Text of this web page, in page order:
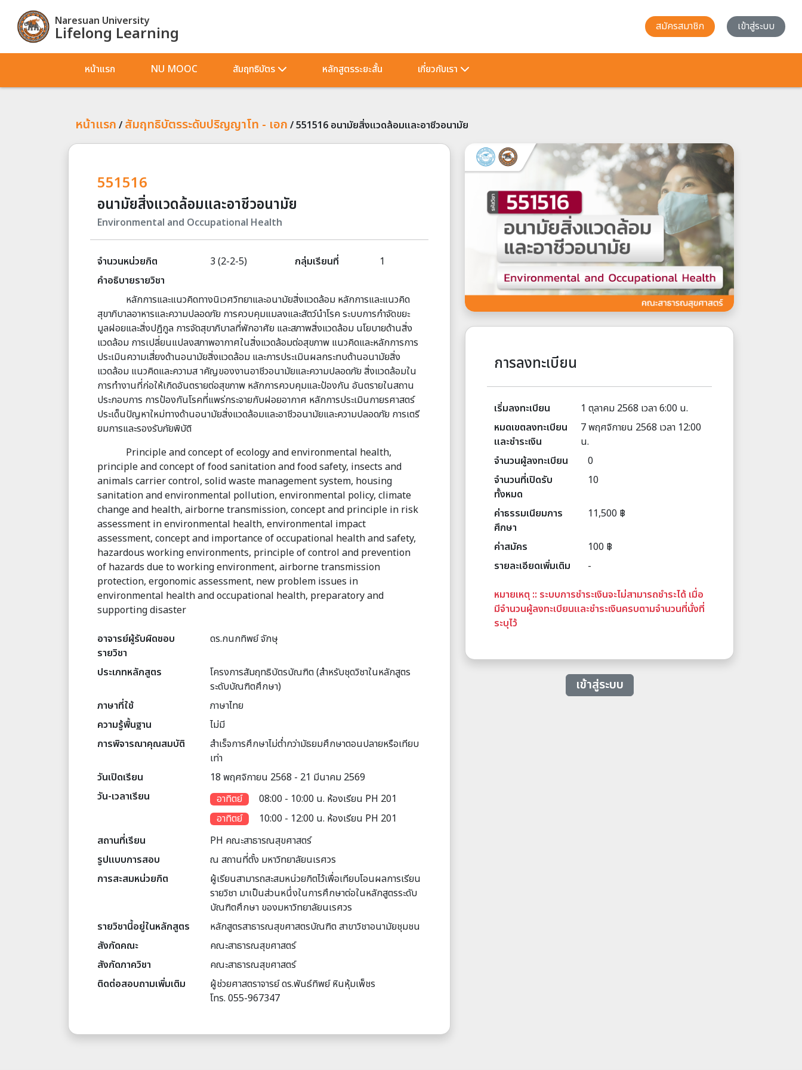
Naresuan University
Lifelong Learning สมัครสมาชิก เข้าสู่ระบบ
หน้าแรก NU MOOC สัมฤทธิบัตร หลักสูตรระยะสั้น เกี่ยวกับเรา
หน้าแรก / สัมฤทธิบัตรระดับปริญญาโท - เอก /551516 อนามัยสิ่งแวดล้อมและอาชีวอนามัย
551516
อนามัยสิ่งแวดล้อมและอาชีวอนามัย
Environmental and Occupational Health
จำนวนหน่วยกิต 3 (2-2-5) กลุ่มเรียนที่
1
คำอธิบายรายวิชา
หลักการและแนวคิดทางนิเวศวิทยาและอนามัยสิ่งแวดล้อม หลักการและแนวคิด
สุขาภิบาลอาหารและความปลอดภัย การควบคุมแมลงและสัตว์นำโรค ระบบการกำจัดขยะ
มูลฝอยและสิ่งปฏิกูล การจัดสุขาภิบาลที่พักอาศัย และสภาพสิ่งแวดล้อม นโยบายด้านสิ่ง
แวดล้อม การเปลี่ยนแปลงสภาพอากาศในสิ่งแวดล้อมต่อสุขภาพ แนวคิดและหลักการการ
ประเมินความเสี่ยงด้านอนามัยสิ่งแวดล้อม และการประเมินผลกระทบด้านอนามัยสิ่ง
แวดล้อม แนวคิดและความส าคัญของงานอาชีวอนามัยและความปลอดภัย สิ่งแวดล้อมใน
การทำงานที่ก่อให้เกิดอันตรายต่อสุขภาพ หลักการควบคุมและป้องกัน อันตรายในสถาน
ประกอบการ การป้องกันโรคที่แพร่กระจายกับฝอยอากาศ หลักการประเมินกายรศาสตร์
ประเด็นปัญหาใหม่ทางด้านอนามัยสิ่งแวดล้อมและอาชีวอนามัยและความปลอดภัย การเตรี
ยมการและรองรับภัยพิบัติ
Principle and concept of ecology and environmental health,
principle and concept of food sanitation and food safety, insects and
animals carrier control, solid waste management system, housing
sanitation and environmental pollution, environmental policy, climate
change and health, airborne transmission, concept and principle in risk
assessment in environmental health, environmental impact
assessment, concept and importance of occupational health and safety,
hazardous working environments, principle of control and prevention
of hazards due to working environment, airborne transmission
protection, ergonomic assessment, new problem issues in
environmental health and occupational health, preparatory and
supporting disaster
อาจารย์ผู้รับผิดชอบ
รายวิชา
ดร.กนกทิพย์ จักษุ
ประเภทหลักสูตร
โครงการสัมฤทธิบัตรบัณฑิต (สำหรับชุดวิชาในหลักสูตร
ระดับบัณฑิตศึกษา)
ภาษาที่ใช้
ภาษาไทย
ความรู้พื้นฐาน
ไม่มี
การพิจารณาคุณสมบัติ
สำเร็จการศึกษาไม่ต่ำกว่ามัธยมศึกษาตอนปลายหรือเทียบ
เท่า
วันเปิดเรียน
18 พฤศจิกายน 2568 - 21 มีนาคม 2569
วัน-เวลาเรียน
อาทิตย์
08:00 - 10:00 น. ห้องเรียน PH 201
อาทิตย์
10:00 - 12:00 น. ห้องเรียน PH 201
สถานที่เรียน
PH คณะสาธารณสุขศาสตร์
รูปแบบการสอบ
ณ สถานที่ตั้ง มหาวิทยาลัยนเรศวร
การสะสมหน่วยกิต
ผู้เรียนสามารถสะสมหน่วยกิตไว้เพื่อเทียบโอนผลการเรียน
รายวิชา มาเป็นส่วนหนึ่งในการศึกษาต่อในหลักสูตรระดับ
บัณฑิตศึกษา ของมหาวิทยาลัยนเรศวร
รายวิชานี้อยู่ในหลักสูตร
หลักสูตรสาธารณสุขศาสตรบัณฑิต สาขาวิชาอนามัยชุมชน
สังกัดคณะ
คณะสาธารณสุขศาสตร์
สังกัดภาควิชา
คณะสาธารณสุขศาสตร์
ติดต่อสอบถามเพิ่มเติม
ผู้ช่วยศาสตราจารย์ ดร.พันธ์ทิพย์ หินหุ้มเพ็ชร
โทร. 055-967347
การลงทะเบียน
เริ่มลงทะเบียน
1 ตุลาคม 2568 เวลา 6:00 น.
หมดเขตลงทะเบียน
และชำระเงิน
7 พฤศจิกายน 2568 เวลา 12:00
น.
จำนวนผู้ลงทะเบียน
0
จำนวนที่เปิดรับ
ทั้งหมด
10
ค่าธรรมเนียมการ
ศึกษา
11,500 ฿
ค่าสมัคร
100 ฿
รายละเอียดเพิ่มเติม
-
หมายเหตุ :: ระบบการชำระเงินจะไม่สามารถชำระได้ เมื่อ
มีจำนวนผู้ลงทะเบียนและชำระเงินครบตามจำนวนที่นั่งที่
ระบุไว้
เข้าสู่ระบบ